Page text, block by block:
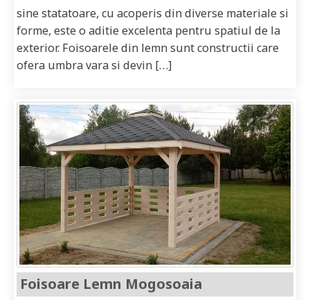
sine statatoare, cu acoperis din diverse materiale si
forme, este o aditie excelenta pentru spatiul de la
exterior. Foisoarele din lemn sunt constructii care
ofera umbra vara si devin […]
Foisoare Lemn Mogosoaia